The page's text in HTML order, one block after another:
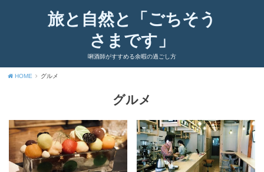
旅と自然と「ごちそう
さまです」
唎酒師がすすめる余暇の過ごし方
HOME グルメ
グルメ